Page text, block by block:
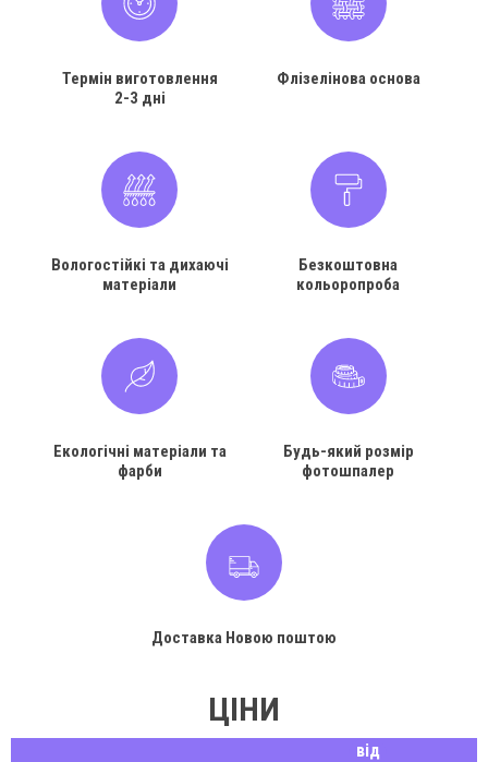
Термін виготовлення
2-3 дні
Флізелінова основа
Вологостійкі та дихаючі
матеріали
Безкоштовна
кольоропроба
Екологічні матеріали та
фарби
Будь-який розмір
фотошпалер
Доставка Новою поштою
ЦІНИ
від